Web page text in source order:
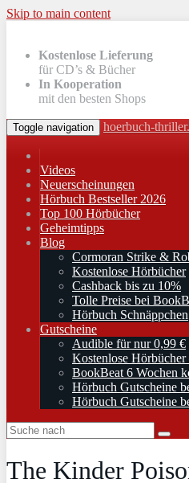
Skip to main content
Kostenlose Lieferung
für CD’s & Bücher
In Kooperation
mit den besten Shops
Toggle navigation hoerbuch-
Videos
Neuerscheinungen
Hörbuch Bestseller 2026
Top 100 Hörbücher
Geheimtipps
Blog
Cormoran Strike &
Kostenlose Hörbücher
Cashback bis zu 10%
Tolle Preise bei
Hörbuch Schnäppchen
Gutscheine
Audible für nur 0,99 €
Kostenlose Hörbücher
BookBeat 6 Wochen
Hörbuch Gutscheine
Hörbuch Gutscheine
The Kinder